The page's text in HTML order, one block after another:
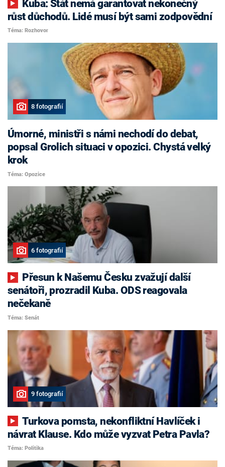
růst důchodů. Lidé musí být sami zodpovědní
Téma: Rozhovor
8 fotografií
Úmorné, ministři s námi nechodí do debat,
popsal Grolich situaci v opozici. Chystá velký
krok
Téma: Opozice
6 fotografií
senátoři, prozradil Kuba. ODS reagovala
nečekaně
Téma: Senát
9 fotografií
Turkova pomsta, nekonfliktní Havlíček i
návrat Klause. Kdo může vyzvat Petra Pavla?
Téma: Politika